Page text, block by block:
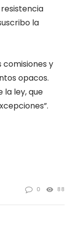
la
comisiones y
opacos.
la ley, que
0 88